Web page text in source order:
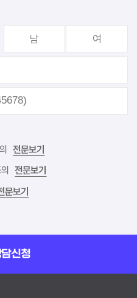
남 여
전문보기
전문보기
문보기
신청